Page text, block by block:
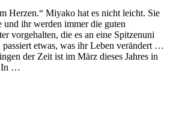
Herzen.“ Miyako hat es nicht leicht. Sie
und ihr werden immer die guten
vorgehalten, die es an eine Spitzenuni
passiert etwas, was ihr Leben verändert …
der Zeit ist im März dieses Jahres in
In …